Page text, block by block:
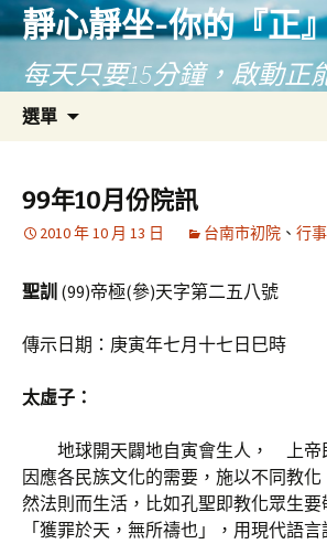
靜心靜坐-你的『正
每天只要15分鐘，啟動正
選單
內
容
99年10月份院訊
2010 年 10 月 13 日 台南市初院 、 行
聖訓 (99)帝極(參)天字第二五八號
傳示日期：庚寅年七月十七日巳時
太虛子：
地球開天闢地自寅會生人， 上帝
因應各民族文化的需要，施以不同教
然法則而生活，比如孔聖即教化眾生
「獲罪於天，無所禱也」，用現代語